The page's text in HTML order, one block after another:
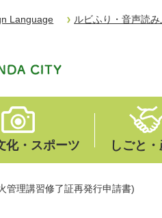
Language ルビふり・音声読
化・スポーツ しごと
管理講習修了証再発行申請書)